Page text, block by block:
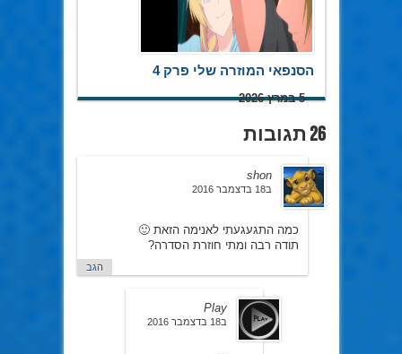
הסנפאי המוזרה שלי פרק 4
5 במרץ 2026
26 תגובות
shon
ב18 בדצמבר 2016
כמה התגעגעתי לאנימה הזאת 🙂
תודה רבה ומתי חוזרת הסדרה?
הגב
Play
ב18 בדצמבר 2016